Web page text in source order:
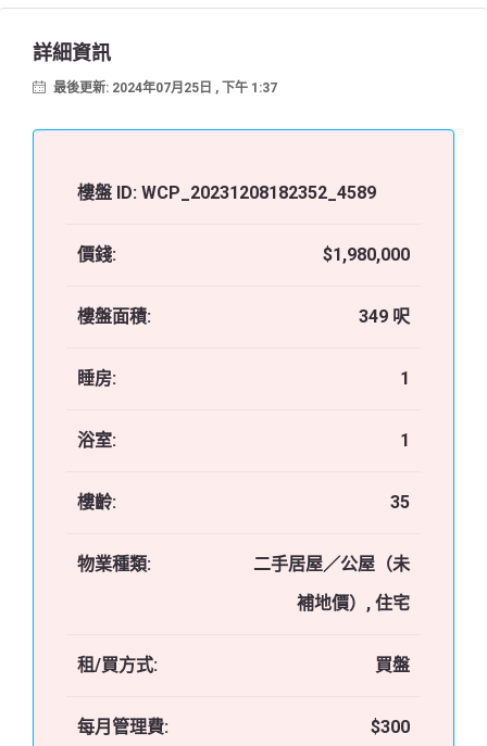
詳細資訊
最後更新: 2024年07月25日 , 下午 1:37
樓盤 ID: WCP_20231208182352_4589
價錢: $1,980,000
樓盤面積: 349 呎
睡房: 1
浴室: 1
樓齡: 35
物業種類:
二手居屋／公屋（未
補地價）, 住宅
租/買方式: 買盤
每月管理費: $300